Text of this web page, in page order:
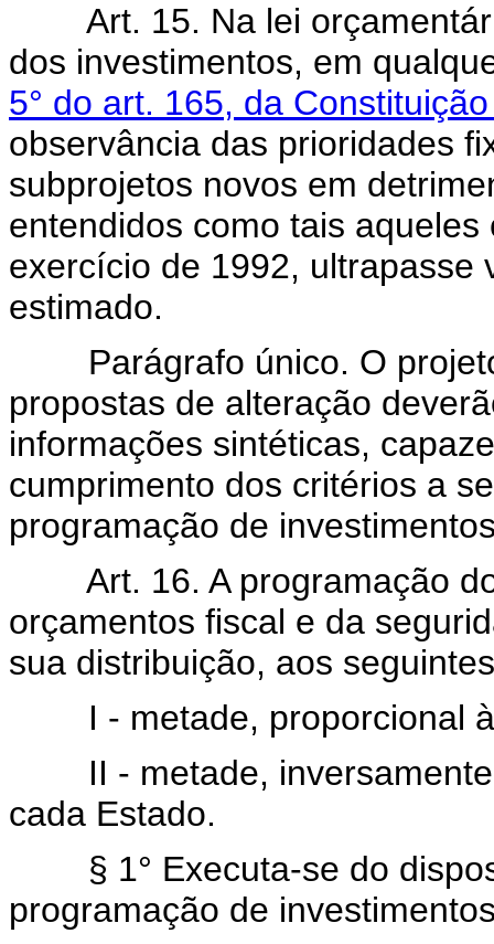
Art. 15. Na lei
dos investimentos, em
5° do art. 165, da
observância das prioridades
subprojetos novos em
entendidos como tais
exercício de 1992, ultrapasse
estimado.
Parágrafo único. O projeto
propostas de alteração
informações sintéticas,
cumprimento dos critérios a
programação de
Art. 16. A programação
orçamentos fiscal e da
sua distribuição, aos
I - metade, proporcional à
II - metade, inversamente
cada Estado.
§ 1° Executa-se do
programação de